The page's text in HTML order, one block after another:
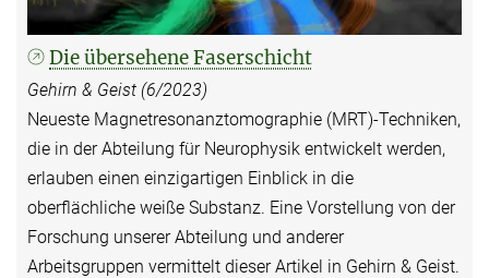
Die übersehene Faserschicht
Gehirn & Geist (6/2023)
Neueste Magnetresonanztomographie (MRT)-Techniken,
die in der Abteilung für Neurophysik entwickelt werden,
erlauben einen einzigartigen Einblick in die
oberflächliche weiße Substanz. Eine Vorstellung von der
Forschung unserer Abteilung und anderer
Arbeitsgruppen vermittelt dieser Artikel in Gehirn & Geist.